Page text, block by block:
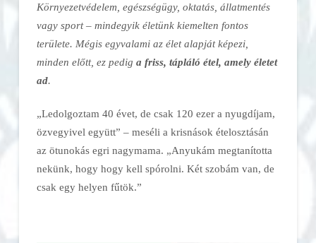
Környezetvédelem, egészségügy, oktatás, állatmentés
vagy sport – mindegyik életünk kiemelten fontos
területe. Mégis egyvalami az élet alapját képezi,
minden előtt, ez pedig a friss, tápláló étel, amely életet
ad.
„Ledolgoztam 40 évet, de csak 120 ezer a nyugdíjam,
özvegyivel együtt” – meséli a krisnások ételosztásán
az ötunokás egri nagymama. „Anyukám megtanította
nekünk, hogy hogy kell spórolni. Két szobám van, de
csak egy helyen fűtök.”